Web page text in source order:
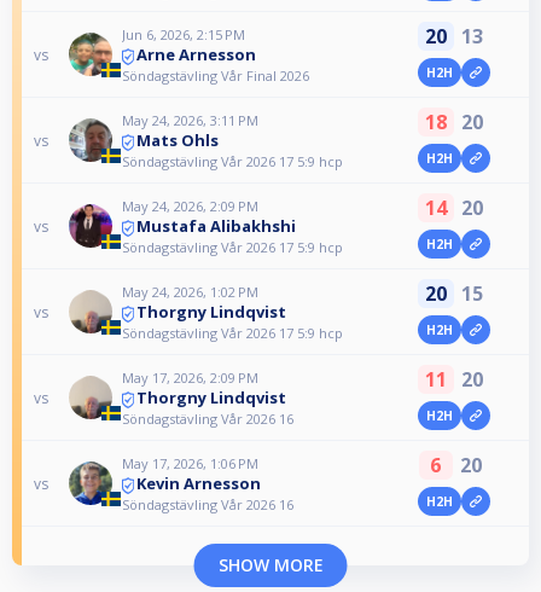
vs
Jun 6, 2026, 2:15 PM
Arne Arnesson
Söndagstävling Vår Final 2026
20 13
H2H
vs
May 24, 2026, 3:11 PM
Mats Ohls
Söndagstävling Vår 2026 17 5:9 hcp
18 20
H2H
vs
May 24, 2026, 2:09 PM
Mustafa Alibakhshi
Söndagstävling Vår 2026 17 5:9 hcp
14 20
H2H
vs
May 24, 2026, 1:02 PM
Thorgny Lindqvist
Söndagstävling Vår 2026 17 5:9 hcp
20 15
H2H
vs
May 17, 2026, 2:09 PM
Thorgny Lindqvist
Söndagstävling Vår 2026 16
11 20
H2H
vs
May 17, 2026, 1:06 PM
Kevin Arnesson
Söndagstävling Vår 2026 16
6 20
H2H
SHOW MORE